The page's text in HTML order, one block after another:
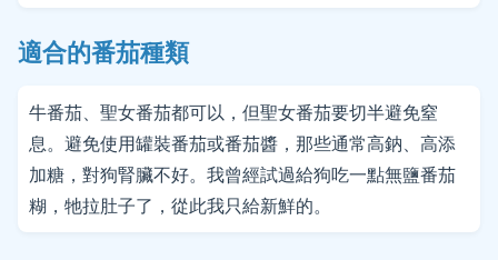
適合的番茄種類
牛番茄、聖女番茄都可以，但聖女番茄要切半避免窒
息。避免使用罐裝番茄或番茄醬，那些通常高鈉、高添
加糖，對狗腎臟不好。我曾經試過給狗吃一點無鹽番茄
糊，牠拉肚子了，從此我只給新鮮的。